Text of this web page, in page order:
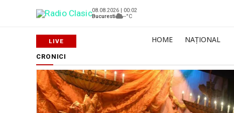
08.08.2026 | 00:02
Bucuresti
--°C
HOME NAȚIONAL
CRONICI